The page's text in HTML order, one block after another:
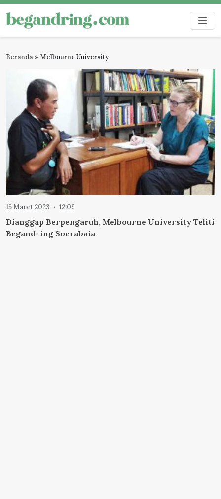
Skip
to
content
Begandring
Menjaga ingatan untuk masa depan
Beranda » Melbourne University
15 Maret 2023 12:09
Dianggap Berpengaruh, Melbourne University Teliti
Begandring Soerabaia